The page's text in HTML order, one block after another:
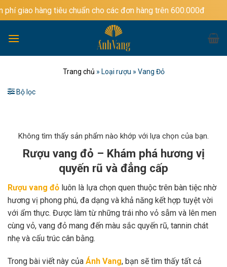
qua
dung
tiêu chuẩn cho các đơn hàng trên 600.000đ
Trang chủ » Loại rượu » Vang Đỏ
Bộ lọc
Không tìm thấy sản phẩm nào khớp với lựa chọn của bạn.
Rượu vang đỏ – Khám phá hương vị
quyến rũ và đẳng cấp
Rượu vang đỏ luôn là lựa chọn quen thuộc trên bàn tiệc nhờ
hương vị phong phú, đa dạng và khả năng kết hợp tuyệt vời
với ẩm thực. Được làm từ những trái nho vỏ sẫm và lên men
cùng vỏ, vang đỏ mang đến màu sắc quyến rũ, tannin chát
nhẹ và cấu trúc cân bằng.
Trong bài viết này của Ánh Vang, bạn sẽ tìm thấy tất cả